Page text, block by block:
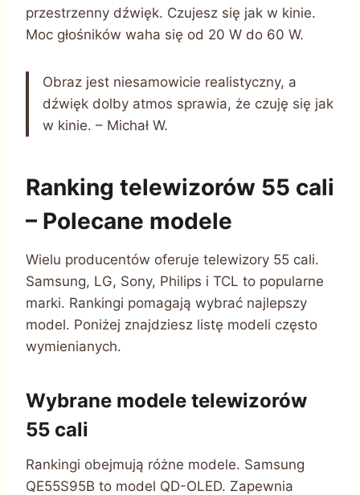
przestrzenny dźwięk. Czujesz się jak w kinie.
Moc głośników waha się od 20 W do 60 W.
Obraz jest niesamowicie realistyczny, a
dźwięk dolby atmos sprawia, że czuję się jak
w kinie. – Michał W.
Ranking telewizorów 55 cali
– Polecane modele
Wielu producentów oferuje telewizory 55 cali.
Samsung, LG, Sony, Philips i TCL to popularne
marki. Rankingi pomagają wybrać najlepszy
model. Poniżej znajdziesz listę modeli często
wymienianych.
Wybrane modele telewizorów
55 cali
Rankingi obejmują różne modele. Samsung
QE55S95B to model QD-OLED. Zapewnia